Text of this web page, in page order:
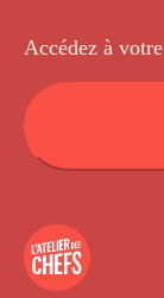
Accédez à votre